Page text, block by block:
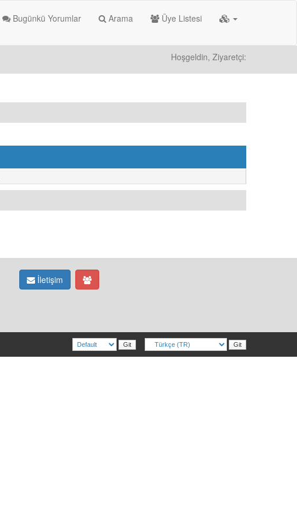
Bugünkü Yorumlar Arama Üye Listesi
Hoşgeldin, Ziyaretçi:
İletişim